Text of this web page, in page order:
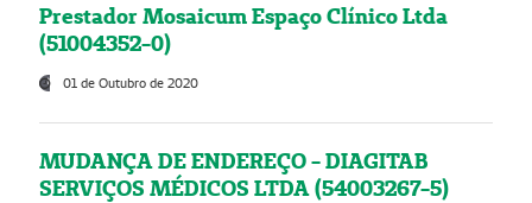
Prestador Mosaicum Espaço Clínico Ltda
(51004352-0)
01 de Outubro de 2020
MUDANÇA DE ENDEREÇO - DIAGITAB
SERVIÇOS MÉDICOS LTDA (54003267-5)